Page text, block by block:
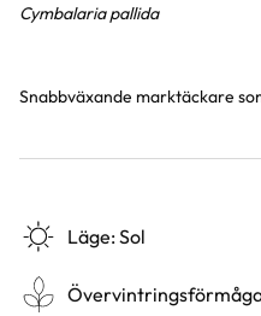
Cymbalaria pallida
Snabbväxande marktäckare
Läge:Sol